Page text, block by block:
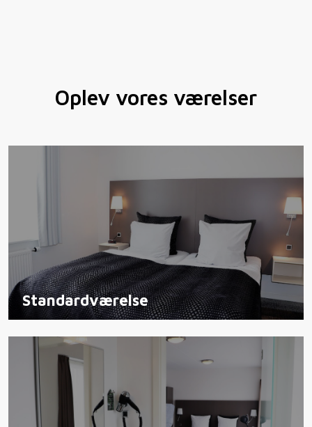
Oplev vores værelser
Standardværelse